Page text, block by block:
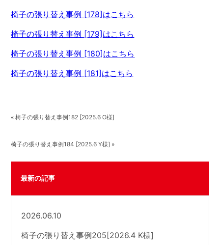
椅子の張り替え事例 [178]はこちら
椅子の張り替え事例 [179]はこちら
椅子の張り替え事例 [180]はこちら
椅子の張り替え事例 [181]はこちら
« 椅子の張り替え事例182 [2025.6 O様]
椅子の張り替え事例184 [2025.6 Y様] »
最新の記事
2026.06.10
椅子の張り替え事例205[2026.4 K様]